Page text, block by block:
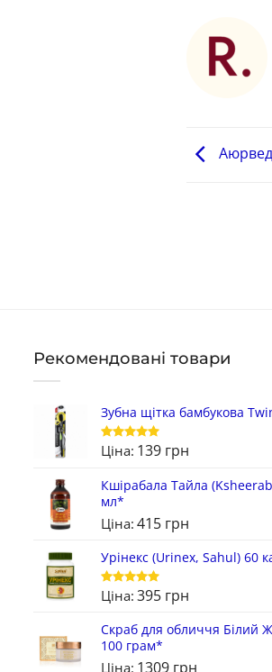
Рекомендовані товари
Зубна щітка бамбукова
Оцінено в
з 5
Ціна: 139 грн
Кшірабала Тайла
мл*
Ціна: 415 грн
Урінекс (Urinex, Sahul) 60
Оцінено в
з 5
Ціна: 395 грн
Скраб для обличчя Білий
100 грам*
Ціна: 1309 грн